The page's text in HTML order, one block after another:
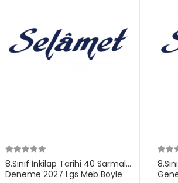
8.Sınıf İnkilap Tarihi 40 Sarmal
Deneme 2027 Lgs Meb Böyle